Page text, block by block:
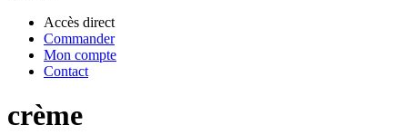
Accès direct
Commander
Mon compte
Contact
crème